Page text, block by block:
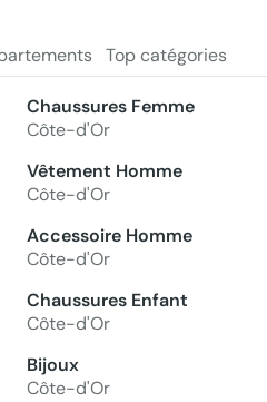
Top catégories
Chaussures Femme
Côte-d'Or
Vêtement Homme
Côte-d'Or
Accessoire Homme
Côte-d'Or
Chaussures Enfant
Côte-d'Or
Bijoux
Côte-d'Or